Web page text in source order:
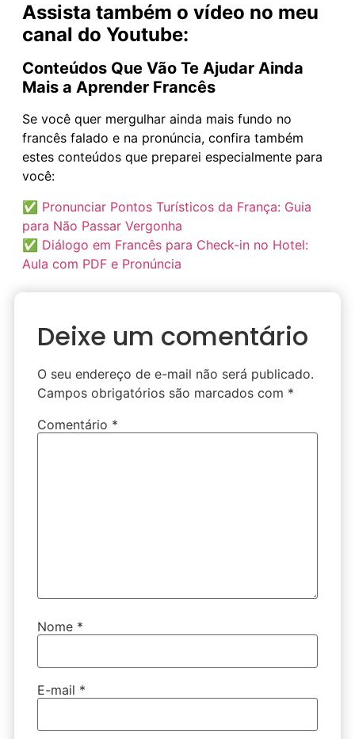
Assista também o vídeo no meu
canal do Youtube:
Conteúdos Que Vão Te Ajudar Ainda
Mais a Aprender Francês
Se você quer mergulhar ainda mais fundo no
francês falado e na pronúncia, confira também
estes conteúdos que preparei especialmente para
você:
✅ Pronunciar Pontos Turísticos da França: Guia
para Não Passar Vergonha
✅ Diálogo em Francês para Check-in no Hotel:
Aula com PDF e Pronúncia
Deixe um comentário
O seu endereço de e-mail não será publicado.
Campos obrigatórios são marcados com *
Comentário *
Nome *
E-mail *